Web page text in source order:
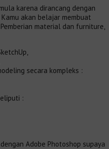
karena dirancang dengan
akan belajar membuat
material dan furniture,
secara kompleks :
:
Adobe Photoshop supaya